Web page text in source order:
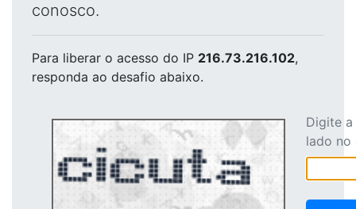
conosco.
Para liberar o acesso do IP 216.73.216.102,
responda ao desafio abaixo.
Digite
lado no